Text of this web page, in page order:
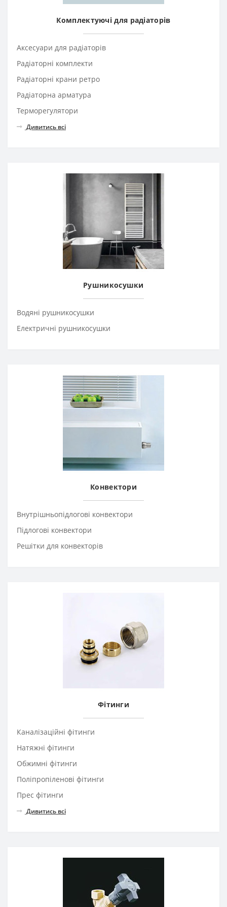
Комплектуючі для радіаторів
Аксесуари для радіаторів
Радіаторні комплекти
Радіаторні крани ретро
Радіаторна арматура
Терморегулятори
Дивитись всі
Рушникосушки
Водяні рушникосушки
Електричні рушникосушки
Конвектори
Внутрішньопідлогові конвектори
Підлогові конвектори
Решітки для конвекторів
Фітинги
Каналізаційні фітинги
Натяжні фітинги
Обжимні фітинги
Поліпропіленові фітинги
Прес фітинги
Дивитись всі